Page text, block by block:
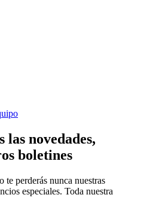
las novedades,
boletines
te perderás nunca nuestras
especiales. Toda nuestra